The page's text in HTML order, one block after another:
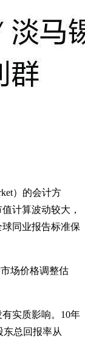
）的会计方
计算波动较大，
同业报告标准保
场价格调整估
实质影响。10年
东总回报率从